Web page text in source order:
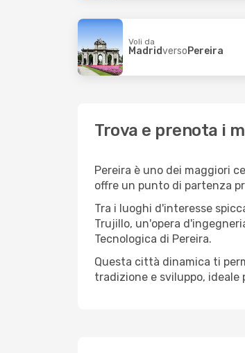
Voli da
MadridversoPereira
Trova e prenota i
Pereira è uno dei maggiori
offre un punto di partenza
Tra i luoghi d'interesse
Trujillo, un'opera
Tecnologica di Pereira.
Questa città dinamica ti
tradizione e sviluppo,